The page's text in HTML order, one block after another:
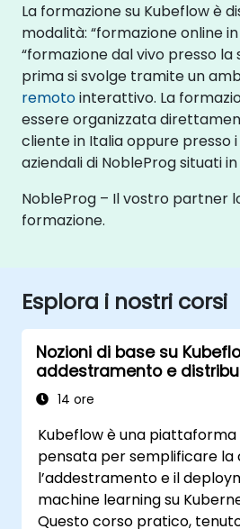
La formazione su Kubeflow è
modalità: “formazione online
“formazione dal vivo presso la
prima si svolge tramite un
remotointerattivo. La
essere organizzata
cliente in Italia oppure presso
aziendali di NobleProg situati
NobleProg – Il vostro partner
formazione.
Esplora i nostri corsi
Nozioni di base su
addestramento e
Kubernetes
14 ore
Kubeflow è una
pensata per semplificare la
l’addestramento e il
machine learning su
Questo corso pratico,